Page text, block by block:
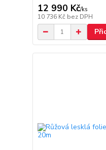
12 990 Kč/ks
10 736 Kč bez DPH